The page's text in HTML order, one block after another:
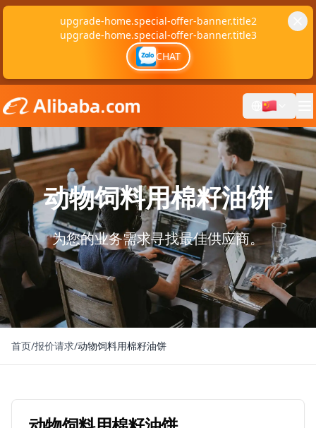
upgrade-home.special-offer-banner.title2
upgrade-home.special-offer-banner.title3
CHAT
动物饲料用棉籽油饼
为您的业务需求寻找最佳供应商。
首页/报价请求/动物饲料用棉籽油饼